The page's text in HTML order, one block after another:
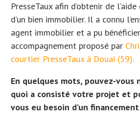
PresseTaux afin d’obtenir de
d’un bien immobilier. Il a connu
agent immobilier et a pu
accompagnement proposé par
courtier PresseTaux à Douai (59).
En quelques mots, pouvez-vous
quoi a consisté votre projet et
vous eu besoin d’un